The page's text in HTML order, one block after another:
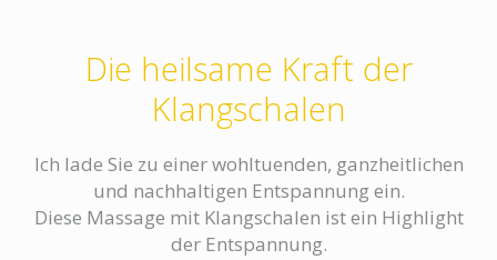
Die heilsame Kraft der
Klangschalen
Ich lade Sie zu einer wohltuenden, ganzheitlichen
und nachhaltigen Entspannung ein.
Diese Massage mit Klangschalen ist ein Highlight
der Entspannung.